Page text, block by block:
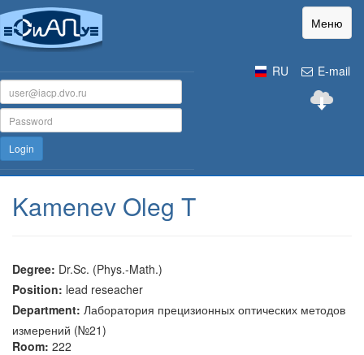
Меню
E-mail
RU
Login
Kamenev Oleg T
Degree: Dr.Sc. (Phys.-Math.)
Position: lead reseacher
Department: Лаборатория прецизионных оптических методов
измерений (№21)
Room: 222